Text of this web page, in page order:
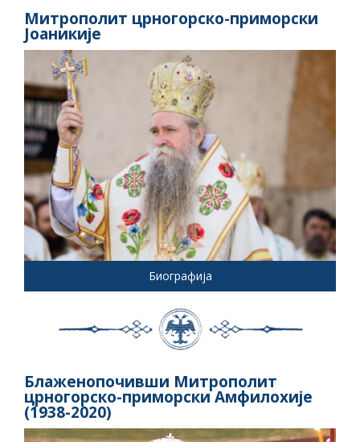
Митрополит црногорско-приморски
Јоаникије
Биографија
Блаженопочивши Митрополит
црногорско-приморски Амфилохије
(1938-2020)